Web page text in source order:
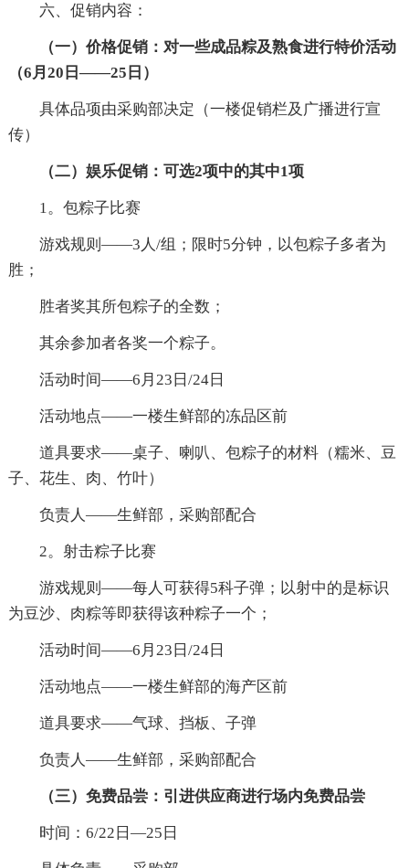
六、促销内容：
（一）价格促销：对一些成品粽及熟食进行特价活动
（6月20日——25日）
具体品项由采购部决定（一楼促销栏及广播进行宣
传）
（二）娱乐促销：可选2项中的其中1项
1。包粽子比赛
游戏规则——3人/组；限时5分钟，以包粽子多者为
胜；
胜者奖其所包粽子的全数；
其余参加者各奖一个粽子。
活动时间——6月23日/24日
活动地点——一楼生鲜部的冻品区前
道具要求——桌子、喇叭、包粽子的材料（糯米、豆
子、花生、肉、竹叶）
负责人——生鲜部，采购部配合
2。射击粽子比赛
游戏规则——每人可获得5科子弹；以射中的是标识
为豆沙、肉粽等即获得该种粽子一个；
活动时间——6月23日/24日
活动地点——一楼生鲜部的海产区前
道具要求——气球、挡板、子弹
负责人——生鲜部，采购部配合
（三）免费品尝：引进供应商进行场内免费品尝
时间：6/22日—25日